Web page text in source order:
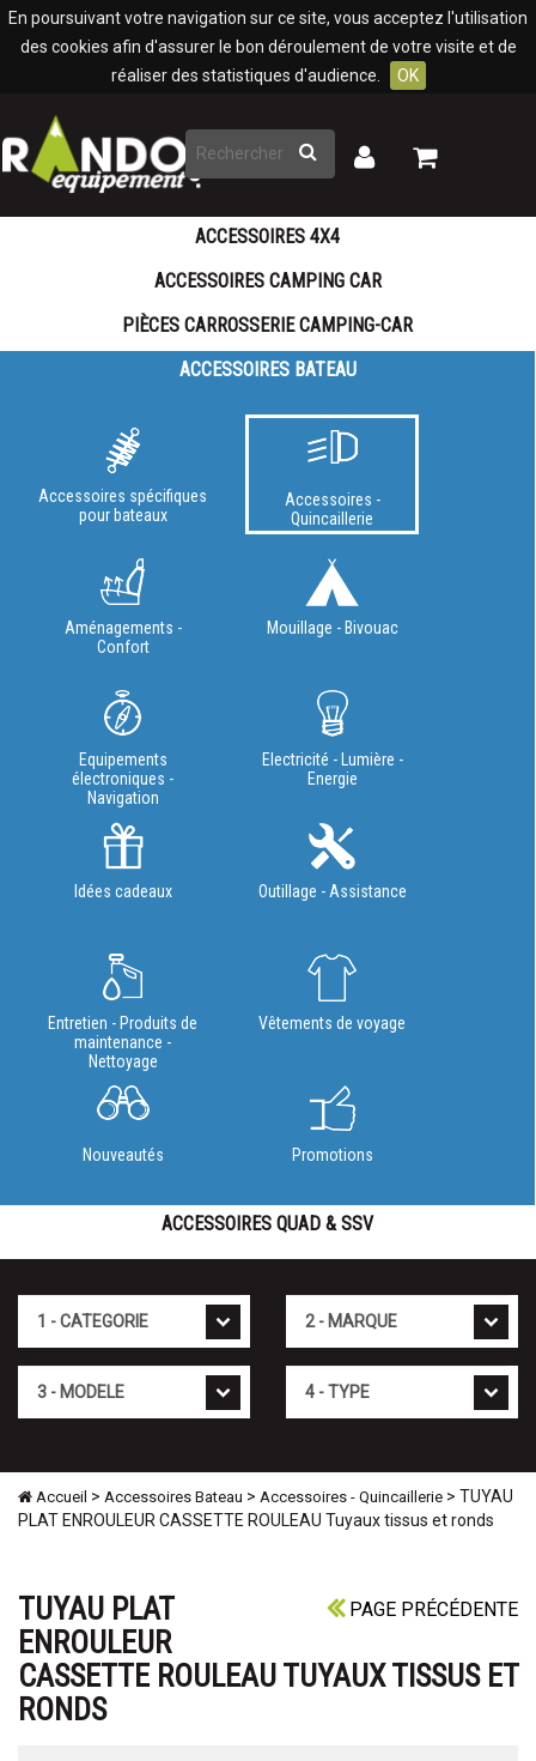
En poursuivant votre navigation sur ce site, vous acceptez l'utilisation
des cookies afin d'assurer le bon déroulement de votre visite et de
réaliser des statistiques d'audience.
OK
Rechercher
Mon
Mon
ACCESSOIRES 4X4
ACCESSOIRES CAMPING CAR
PIÈCES CARROSSERIE CAMPING-CAR
ACCESSOIRES BATEAU
Accessoires spécifiques
pour bateaux
Accessoires -
Quincaillerie
Aménagements -
Confort
Mouillage - Bivouac
Equipements
électroniques -
Navigation
Electricité - Lumière -
Energie
Idées cadeaux Outillage - Assistance
Entretien - Produits de
maintenance -
Nettoyage
Vêtements de voyage
Nouveautés Promotions
ACCESSOIRES QUAD & SSV
Accueil > Accessoires Bateau > Accessoires - Quincaillerie > TUYAU
PLAT ENROULEUR CASSETTE ROULEAU Tuyaux tissus et ronds
PAGE PRÉCÉDENTE
TUYAU PLAT
ENROULEUR
CASSETTE ROULEAU TUYAUX TISSUS ET
RONDS
Panneau de gestion des cookies